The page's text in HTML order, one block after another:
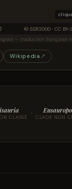
© SSR2000 · CC
— traduction française
Wikipedia ↗
CLASSÉ › CLADE NON